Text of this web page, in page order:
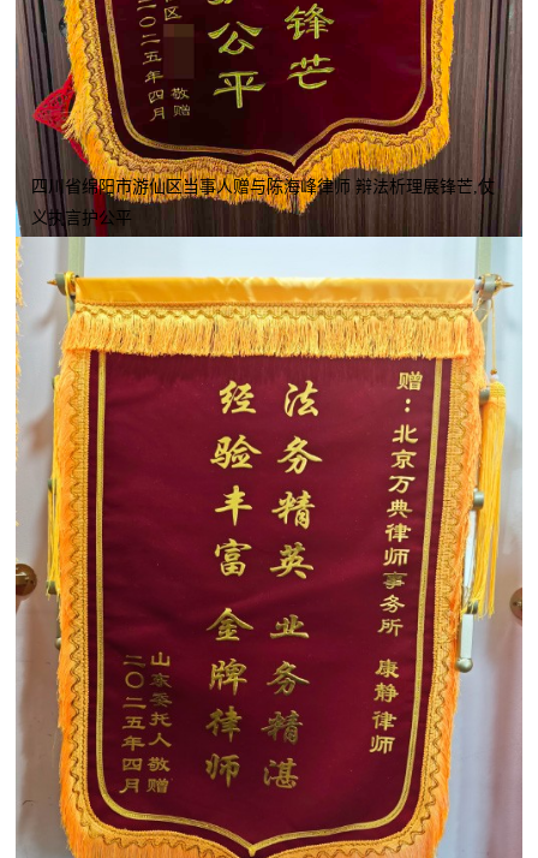
四川省绵阳市游仙区当事人赠与陈海峰律师 辩法析理展锋芒,仗
义执言护公平